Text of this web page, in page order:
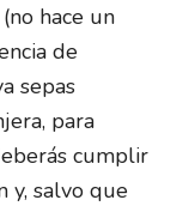
hace un
de
sepas
para
cumplir
y, salvo que